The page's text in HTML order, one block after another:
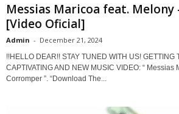
Messias Maricoa feat.
[Video Oficial]
Admin - December 21, 2024
!!HELLO DEAR!! STAY TUNED WITH US! GETTING
CAPTIVATING AND NEW MUSIC VIDEO: “ Messias
Corromper ”. “Download The...